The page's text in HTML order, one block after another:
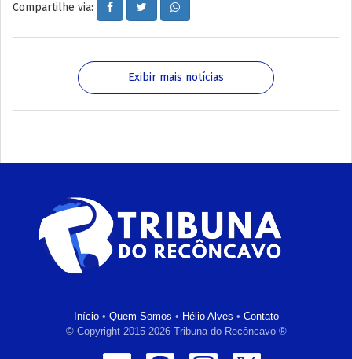
Compartilhe via:
Exibir mais notícias
Início• Quem Somos • Hélio Alves • Contato
© Copyright 2015-2026 Tribuna do Recôncavo ®